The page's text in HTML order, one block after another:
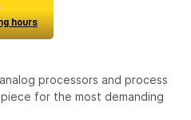
hours
processors and process
for the most demanding